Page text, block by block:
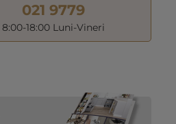
021 9779
8:00-18:00 Luni-Vineri